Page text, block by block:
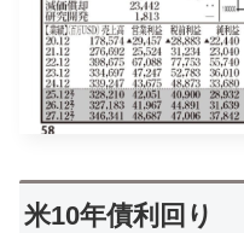
米10年債利回り